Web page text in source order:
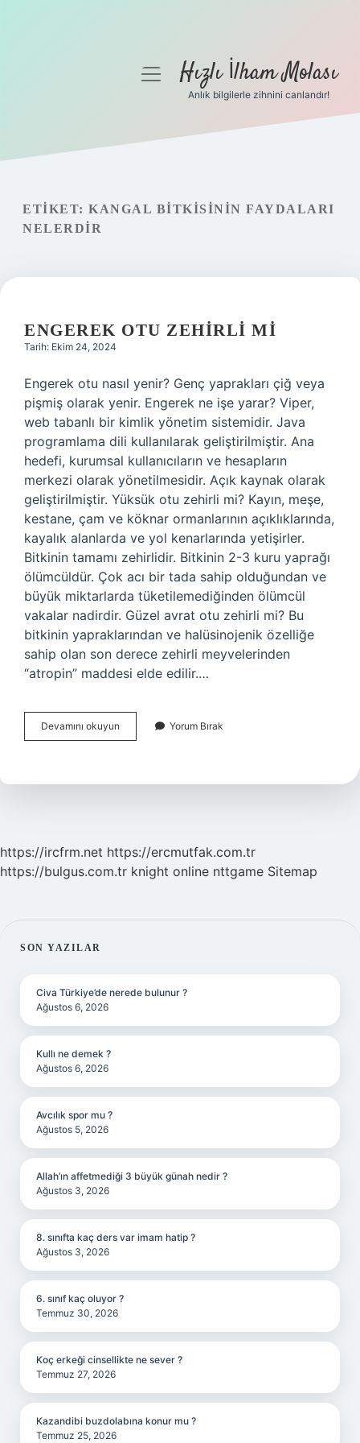
Gizlilik Politikası
Hakkımızda
menüyüHızlı İlham Molası
Anlık bilgilerle zihnini canlandır!
ETIKET: KANGAL BITKISININ FAYDALARI
NELERDIR
ENGEREK OTU ZEHIRLI MI
Tarih: Ekim 24, 2024
Engerek otu nasıl yenir? Genç yaprakları çiğ veya
pişmiş olarak yenir. Engerek ne işe yarar? Viper,
web tabanlı bir kimlik yönetim sistemidir. Java
programlama dili kullanılarak geliştirilmiştir. Ana
hedefi, kurumsal kullanıcıların ve hesapların
merkezi olarak yönetilmesidir. Açık kaynak olarak
geliştirilmiştir. Yüksük otu zehirli mi? Kayın, meşe,
kestane, çam ve köknar ormanlarının açıklıklarında,
kayalık alanlarda ve yol kenarlarında yetişirler.
Bitkinin tamamı zehirlidir. Bitkinin 2-3 kuru yaprağı
ölümcüldür. Çok acı bir tada sahip olduğundan ve
büyük miktarlarda tüketilemediğinden ölümcül
vakalar nadirdir. Güzel avrat otu zehirli mi? Bu
bitkinin yapraklarından ve halüsinojenik özelliğe
sahip olan son derece zehirli meyvelerinden
“atropin” maddesi elde edilir.…
Devamını okuyun Engerek
Otu
Yorum Bırak
https://ircfrm.net https://ercmutfak.com.tr
https://bulgus.com.tr knight online nttgame Sitemap
SIDEBAR
SON YAZILAR
Civa Türkiye’de nerede bulunur ?
Ağustos 6, 2026
Kullı ne demek ?
Ağustos 6, 2026
Avcılık spor mu ?
Ağustos 5, 2026
Allah’ın affetmediği 3 büyük günah nedir ?
Ağustos 3, 2026
8. sınıfta kaç ders var imam hatip ?
Ağustos 3, 2026
6. sınıf kaç oluyor ?
Temmuz 30, 2026
Koç erkeği cinsellikte ne sever ?
Temmuz 27, 2026
Kazandibi buzdolabına konur mu ?
Temmuz 25, 2026